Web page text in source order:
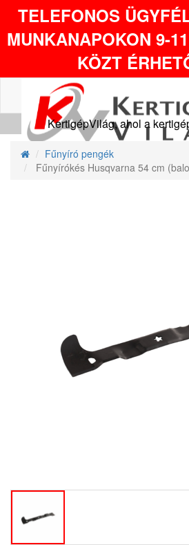
TELEFONOS
MUNKANAPOKON 9-
KÖZT
KertigépVilág, ahol a
Fűnyíró pengék
Fűnyírókés Husqvarna 54 cm